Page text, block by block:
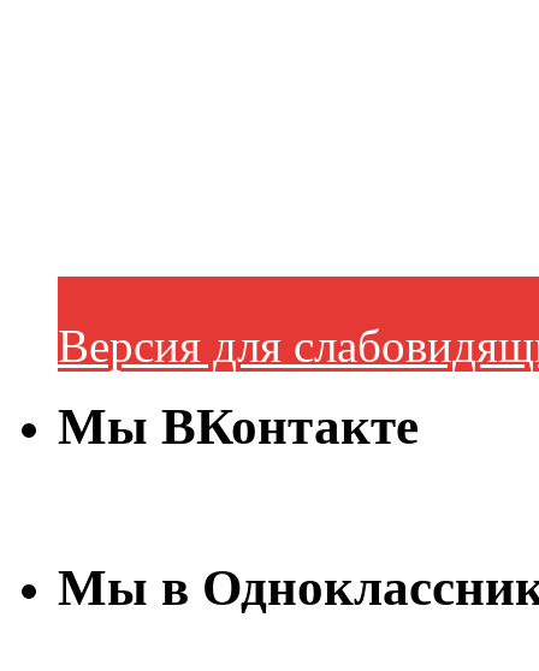
Версия для
Мы ВКонтакте
Мы в